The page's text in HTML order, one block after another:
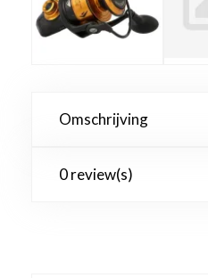
Omschrijving
0 review(s)